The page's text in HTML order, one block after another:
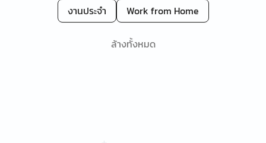
งานประจำ
Work from Home
ล้างทั้งหมด